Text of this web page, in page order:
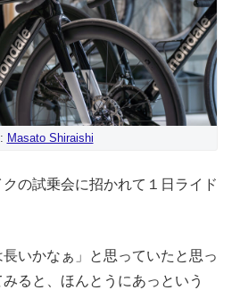
Masato Shiraishi
の試乗会に招かれて１日ライド
いかなぁ」と思っていたと思っ
ると、ほんとうにあっという